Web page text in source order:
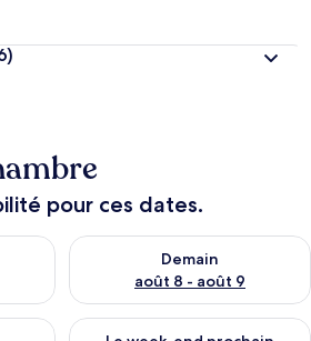
pour ces dates.
ce soir août 7 - août 8
Demain
août 8 - août 9
Vérifier la disponibilité pour
ce week-end août 7 - août 9
Vérifier la disponibilité pour